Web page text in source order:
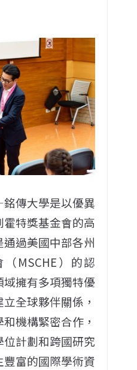
傳大學是以優異
特獎基金會的高
過美國中部各州
MSCHE）的認
擁有多項獨特優
全球夥伴關係，
機構緊密合作，
計劃和跨國研究
富的國際學術資